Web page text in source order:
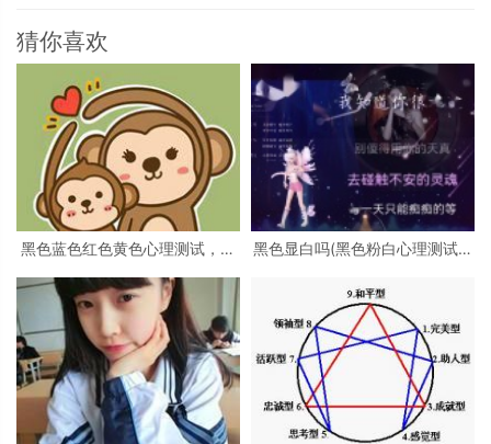
猜你喜欢
黑色蓝色红色黄色心理测试，心
绿色分别是什么
黑色显白吗(黑色粉白心理测试准